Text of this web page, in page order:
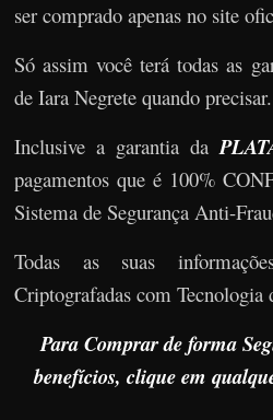
ser comprado apenas no site
Só assim você terá todas as
de Iara Negrete quando precisar.
Inclusive a garantia da
pagamentos que é 100%
Sistema de Segurança Anti-
Todas as suas
Criptografadas com Tecnologia
Para Comprar de forma
benefícios, clique em